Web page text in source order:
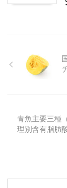
青魚主要三種
理別含有脂肪